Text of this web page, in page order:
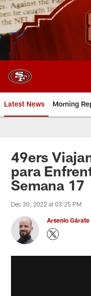
Skip
to
main
content
Latest News Morning
49ers
para
Semana 17
Dec 30, 2022 at 03:25 PM
Arsenio